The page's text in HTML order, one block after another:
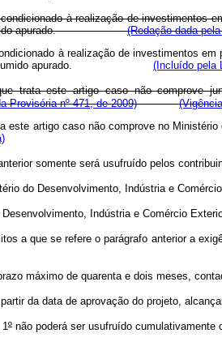
à realização de investimentos
presumido apurado.(Redação dada
à realização de investimentos
apurado.
(Incluído pela
trata este artigo caso não comprove
Provisória nº 471, de 2009)
este artigo caso não comprove no
somente será usufruído pelos
do Desenvolvimento, Indústria e
Indústria e Comércio
a que se refere o parágrafo anterior a
máximo de quarenta e dois meses,
da data de aprovação do projeto,
1ºnão poderá ser usufruído cumulativamente